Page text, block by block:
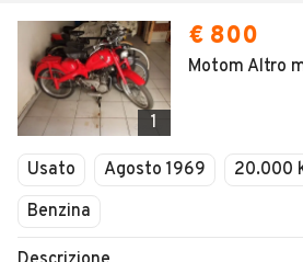
1
€ 800
Motom Altro
Usato Agosto 1969 20.000
Benzina